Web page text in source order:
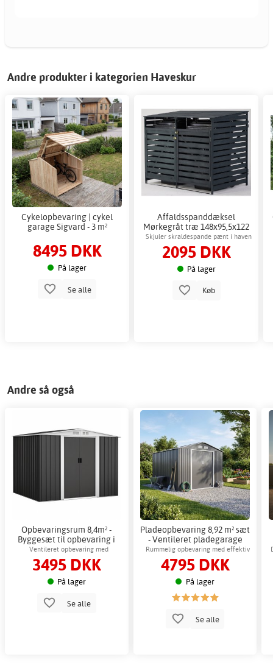
Andre produkter i kategorien Haveskur
Cykelopbevaring | cykel
garage Sigvard - 3 m²
8495 DKK
På lager
Se alle
Affaldsspanddæksel
Mørkegråt træ 148x95,5x122
cm Opbevaringssæt
Skjuler skraldespande pænt i haven
2095 DKK
På lager
Køb
Andre så også
Opbevaringsrum 8,4m² -
Byggesæt til opbevaring i
metalplader med skydedøre
Ventileret opbevaring med
metalfundament
3495 DKK
På lager
Se alle
Pladeopbevaring 8,92 m² sæt
- Ventileret pladegarage
med skydedøre
Rummelig opbevaring med effektiv
luftcirkulation
4795 DKK
På lager
Se alle